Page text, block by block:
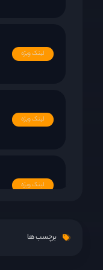
لینک ویژه
لینک ویژه
لینک ویژه
برچسب ها